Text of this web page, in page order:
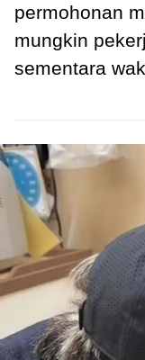
permohonan
mungkin
sementara